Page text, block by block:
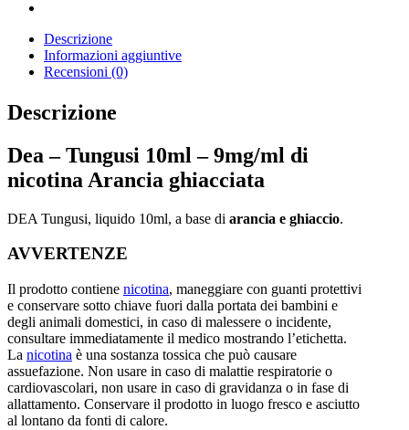
Descrizione
Informazioni aggiuntive
Recensioni (0)
Descrizione
Dea – Tungusi 10ml – 9mg/ml di
nicotina Arancia ghiacciata
DEA Tungusi, liquido 10ml, a base di arancia e ghiaccio.
AVVERTENZE
Il prodotto contiene nicotina, maneggiare con guanti protettivi
e conservare sotto chiave fuori dalla portata dei bambini e
degli animali domestici, in caso di malessere o incidente,
consultare immediatamente il medico mostrando l’etichetta.
La nicotina è una sostanza tossica che può causare
assuefazione. Non usare in caso di malattie respiratorie o
cardiovascolari, non usare in caso di gravidanza o in fase di
allattamento. Conservare il prodotto in luogo fresco e asciutto
al lontano da fonti di calore.